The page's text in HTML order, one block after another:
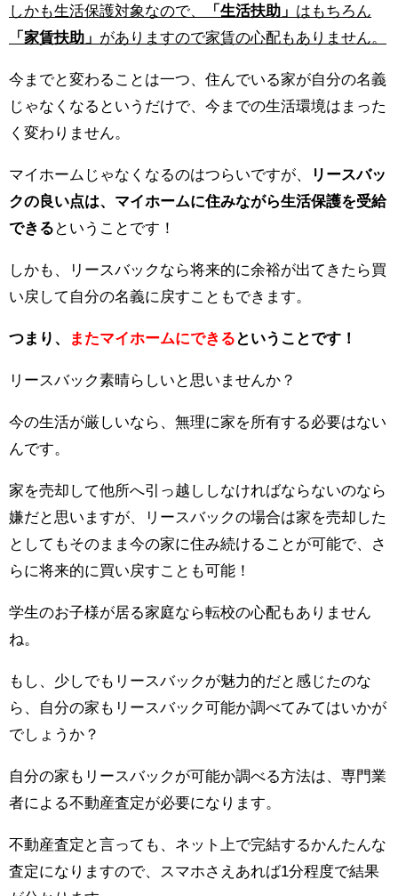
しかも生活保護対象なので、 「生活扶助」 はもちろん
「家賃扶助」 がありますので家賃の心配もありません。
今までと変わることは一つ、住んでいる家が自分の名義
じゃなくなるというだけで、今までの生活環境はまった
く変わりません。
マイホームじゃなくなるのはつらいですが、
リースバッ
クの良い点は、マイホームに住みながら生活保護を受給
できる ということです！
しかも、リースバックなら将来的に余裕が出てきたら買
い戻して自分の名義に戻すこともできます。
つまり、 またマイホームにできる ということです！
リースバック素晴らしいと思いませんか？
今の生活が厳しいなら、無理に家を所有する必要はない
んです。
家を売却して他所へ引っ越ししなければならないのなら
嫌だと思いますが、リースバックの場合は家を売却した
としてもそのまま今の家に住み続けることが可能で、さ
らに将来的に買い戻すことも可能！
学生のお子様が居る家庭なら転校の心配もありません
ね。
もし、少しでもリースバックが魅力的だと感じたのな
ら、自分の家もリースバック可能か調べてみてはいかが
でしょうか？
自分の家もリースバックが可能か調べる方法は、専門業
者による不動産査定が必要になります。
不動産査定と言っても、ネット上で完結するかんたんな
査定になりますので、スマホさえあれば1分程度で結果